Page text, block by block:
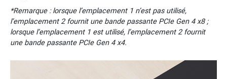
*Remarque : lorsque l’emplacement 1 n’est pas utilisé,
l’emplacement 2 fournit une bande passante PCIe Gen 4 x8 ;
lorsque l’emplacement 1 est utilisé, l’emplacement 2 fournit
une bande passante PCIe Gen 4 x4.